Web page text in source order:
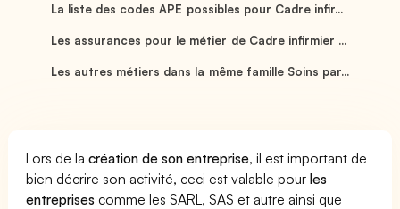
La liste des codes APE possibles pour Cadre infir...
Les assurances pour le métier de Cadre infirmier ...
Les autres métiers dans la même famille Soins par...
Lors de lacréation de son entreprise, il est important de
bien décrire son activité, ceci est valable pourles
entreprises comme les SARL, SAS et autre ainsi que